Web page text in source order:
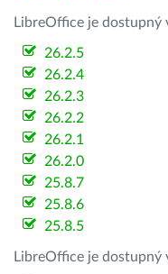
LibreOffice je dostupný
26.2.5
26.2.4
26.2.3
26.2.2
26.2.1
26.2.0
25.8.7
25.8.6
25.8.5
LibreOffice je dostupný